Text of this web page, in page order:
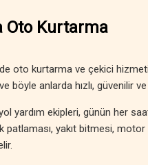
Oto Kurtarma
oto kurtarma ve çekici
böyle anlarda hızlı, güvenilir
yardım ekipleri, günün her
patlaması, yakıt bitmesi,